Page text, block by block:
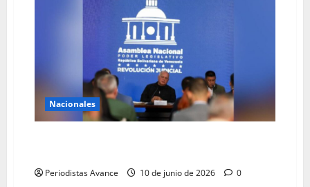
Nacionales
Periodistas Avance 10 de junio de 2026 0